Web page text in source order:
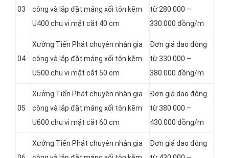
03
công và lắp đặt máng xối tôn kẽm
U400 chu vi mặt cắt 40 cm
từ 280.000 –
330.000 đồng/m
04
Xưởng Tiến Phát chuyên nhận gia
công và lắp đặt máng xối tôn kẽm
U500 chu vi mặt cắt 50 cm
Đơn giá dao động
từ 330.000 –
380.000 đồng/m
05
Xưởng Tiến Phát chuyên nhận gia
công và lắp đặt máng xối tôn kẽm
U600 chu vi mặt cắt 60 cm
Đơn giá dao động
từ 380.000 –
430.000 đồng/m
Xưởng Tiến Phát chuyên nhận gia
Đơn giá dao động